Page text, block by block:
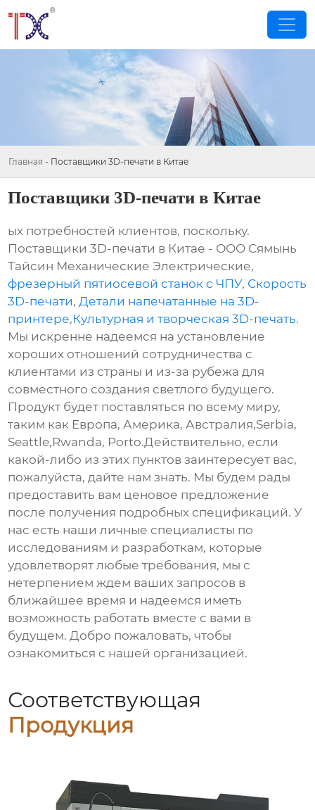
Главная - Поставщики 3D-печати в Китае
Поставщики 3D-печати в Китае
ых потребностей клиентов, поскольку.
Поставщики 3D-печати в Китае - ООО Сямынь
Тайсин Механические Электрические,
фрезерный пятиосевой станок с ЧПУ, Скорость
3D-печати,Детали напечатанные на 3D-
принтере,Культурная и творческая 3D-печать.
Мы искренне надеемся на установление
хороших отношений сотрудничества с
клиентами из страны и из-за рубежа для
совместного создания светлого будущего.
Продукт будет поставляться по всему миру,
таким как Европа, Америка, Австралия,Serbia,
Seattle,Rwanda, Porto.Действительно, если
какой-либо из этих пунктов заинтересует вас,
пожалуйста, дайте нам знать. Мы будем рады
предоставить вам ценовое предложение
после получения подробных спецификаций. У
нас есть наши личные специалисты по
исследованиям и разработкам, которые
удовлетворят любые требования, мы с
нетерпением ждем ваших запросов в
ближайшее время и надеемся иметь
возможность работать вместе с вами в
будущем. Добро пожаловать, чтобы
ознакомиться с нашей организацией.
Соответствующая
Продукция